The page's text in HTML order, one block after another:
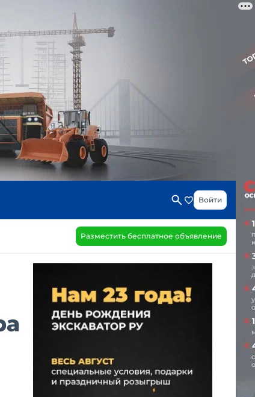
Войти
Разместить бесплатное объявление